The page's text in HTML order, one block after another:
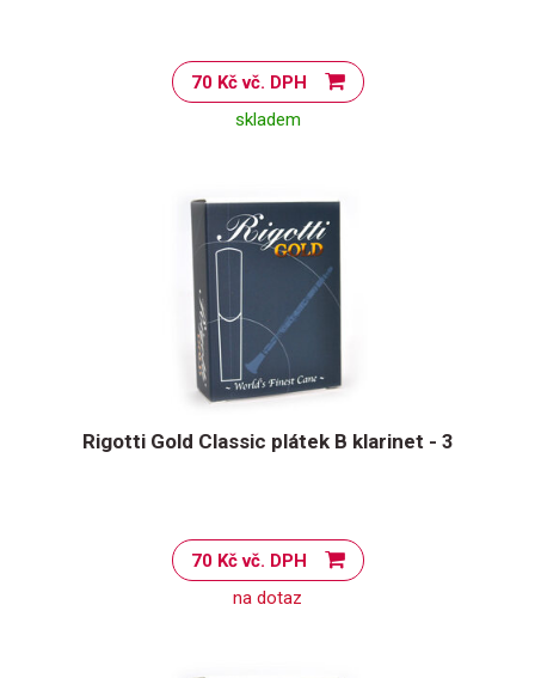
70 Kč vč. DPH
skladem
Rigotti Gold Classic plátek B klarinet - 3
70 Kč vč. DPH
na dotaz